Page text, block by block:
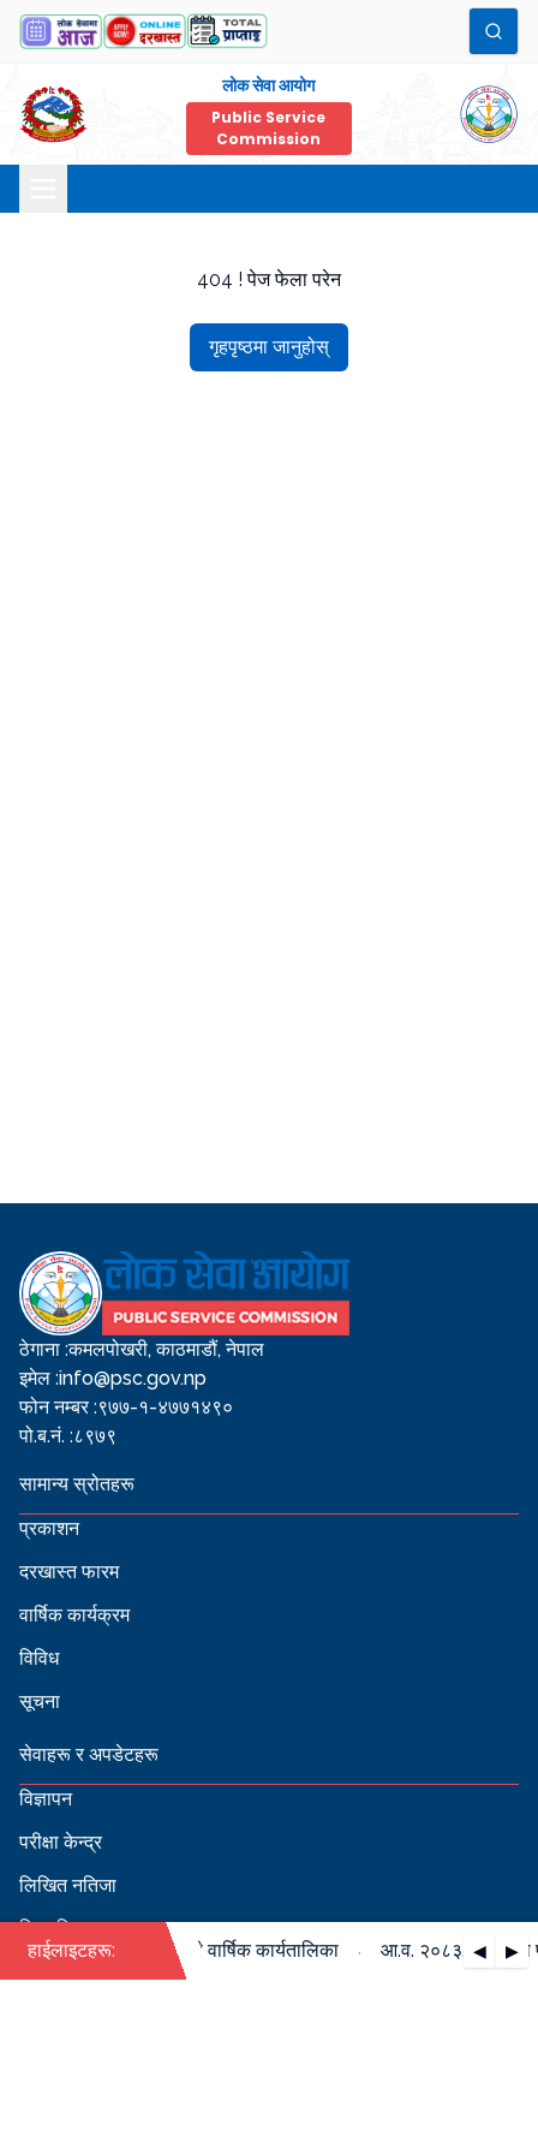
लोक सेवा आयोग
Public Service
Commission
404 ! पेज फेला परेन
गृहपृष्ठमा जानुहोस्
ठेगाना :कमलपोखरी, काठमाडौं, नेपाल
इमेल :info@psc.gov.np
फोन नम्बर :९७७-१-४७७१४९०
पो.ब.नं. :८९७९
सामान्य स्रोतहरू
प्रकाशन
दरखास्त फारम
वार्षिक कार्यक्रम
विविध
सूचना
सेवाहरू र अपडेटहरू
विज्ञापन
परीक्षा केन्द्र
लिखित नतिजा
सिफारिस
हाईलाइटहरू: ◀ ▶
०८४ को पदपूर्ति सम्बन्धी वार्षिक कार्यतालिका आ.व. २०८३/०८४ को